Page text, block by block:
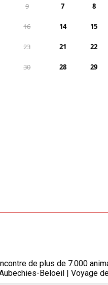
9
16
23
30
7 8
14 15
21 22
28 29
de plus de 7.000
Beloeil | Voyage